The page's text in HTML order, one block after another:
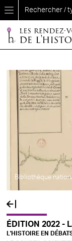
Aller au contenu
Bibliothèque
ÉDITION 2022 -
L'HISTOIRE EN